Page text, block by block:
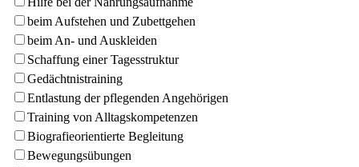
beim Aufstehen und Zubettgehen
beim An- und Auskleiden
Schaffung einer Tagesstruktur
Gedächtnistraining
Entlastung der pflegenden Angehörigen
Training von Alltagskompetenzen
Biografieorientierte Begleitung
Bewegungsübungen